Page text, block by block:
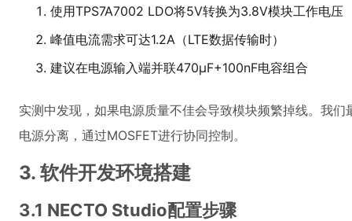
使用TPS7A7002 LDO将5V转换为3.8V模块工作电压
峰值电流需求可达1.2A（LTE数据传输时）
建议在电源输入端并联470μF+100nF电容组合
实测中发现，如果电源质量不佳会导致模块频繁掉线。我
电源分离，通过MOSFET进行协同控制。
3. 软件开发环境搭建
3.1 NECTO Studio配置步骤